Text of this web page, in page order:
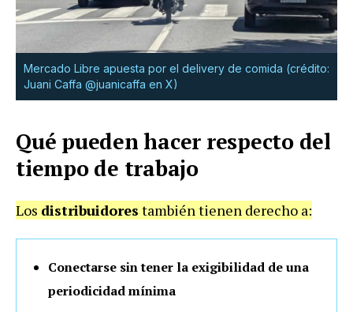
Mercado Libre apuesta por el delivery de comida (crédito:
Juani Caffa @juanicaffa en X)
Qué pueden hacer respecto del
tiempo de trabajo
Los distribuidores también tienen derecho a:
Conectarse sin tener la exigibilidad de una
periodicidad mínima